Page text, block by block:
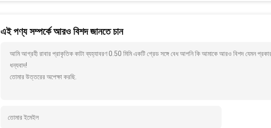
এই পণ্য সম্পর্কে আরও বিশদ জানতে চান
আমি আগ্রহী রাবার প্রাকৃতিক কাটা ব্যহ্যাবরণ 0.50 মিমি একটি গ্রেড সঙ্গে বেধ আপনি কি আমাকে আরও বিশদ যেমন
ধন্যবাদ!
তোমার উত্তরের অপেক্ষা করছি.